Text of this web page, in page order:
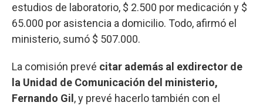
estudios de laboratorio, $ 2.500 por medicación y $
65.000 por asistencia a domicilio. Todo, afirmó el
ministerio, sumó $ 507.000.
La comisión prevé citar además al exdirector de
la Unidad de Comunicación del ministerio,
Fernando Gil , y prevé hacerlo también con el